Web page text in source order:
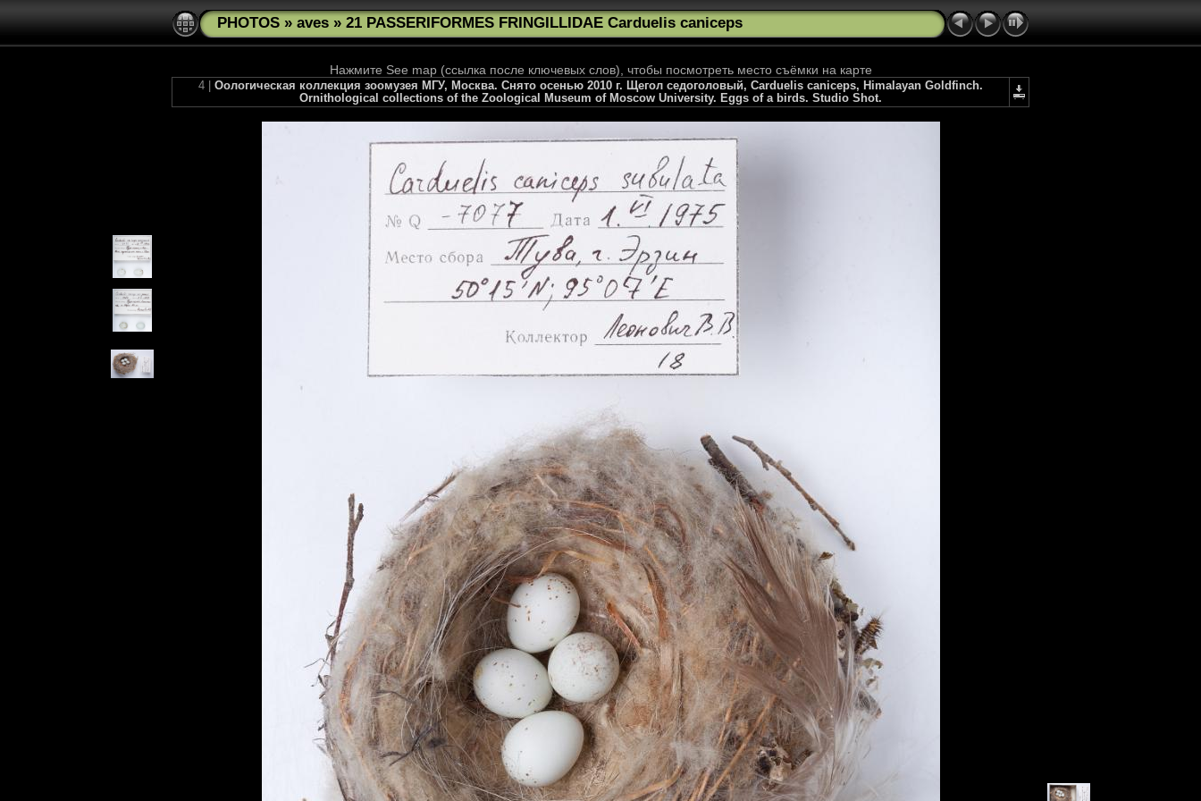
PHOTOS » aves » 21 PASSERIFORMES FRINGILLIDAE Carduelis caniceps
Нажмите See map (ссылка после ключевых слов), чтобы посмотреть место съёмки на карте
4 | Оологическая коллекция зоомузея МГУ, Москва. Снято осенью 2010 г. Щегол седоголовый, Carduelis caniceps, Himalayan Goldfinch.
Ornithological collections of the Zoological Museum of Moscow University. Eggs of a birds. Studio Shot.